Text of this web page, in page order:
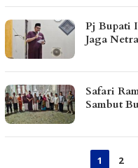
Pj Bupati
Jaga
Safari
Sambut
1 2